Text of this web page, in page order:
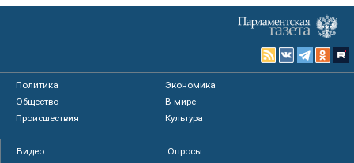
Политика
Экономика
Общество
В мире
Происшествия
Культура
Видео
Опросы